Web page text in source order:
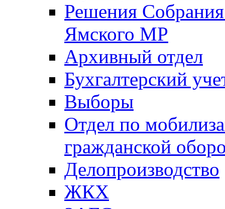
Решения
Ямского МР
Архивный отдел
Бухгалтерский
Выборы
Отдел по
гражданской
Делопроизводство
ЖКХ